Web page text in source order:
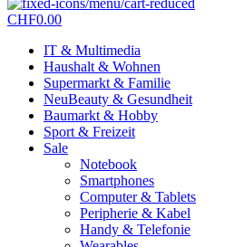
CHF0.00
IT & Multimedia
Haushalt & Wohnen
Supermarkt & Familie
NeuBeauty & Gesundheit
Baumarkt & Hobby
Sport & Freizeit
Sale
Notebook
Smartphones
Computer & Tablets
Peripherie & Kabel
Handy & Telefonie